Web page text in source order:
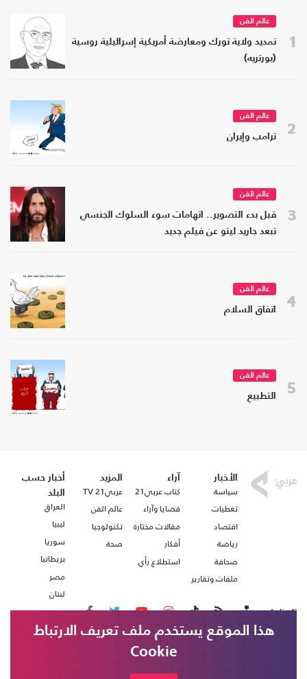
1
عالم الفن
تمديد ولاية تورك ومعارضة أمريكية إسرائيلية روسية
(بورتريه)
2
عالم الفن
ترامب وإيران
3
عالم الفن
قبل بدء التصوير.. اتهامات سوء السلوك الجنسي
تبعد جاريد ليتو عن فيلم جديد
4
عالم الفن
اتفاق السلام
5
عالم الفن
التطبيع
الأخبار
سياسة
تغطيات
اقتصاد
رياضة
صحافة
ملفات وتقارير
آراء
كتاب عربي21
قضايا وآراء
مقالات مختارة
أفكار
استطلاع رأي
المزيد
عربي21 TV
عالم الفن
تكنولوجيا
صحة
أخبار حسب
البلد
العراق
ليبيا
سوريا
بريطانيا
مصر
لبنان
تابعنا على
هذا الموقع يستخدم ملف تعريف الارتباط
Cookie